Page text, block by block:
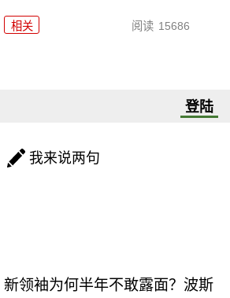
相关 阅读 15686
登陆
我来说两句
新领袖为何半年不敢露面？波斯